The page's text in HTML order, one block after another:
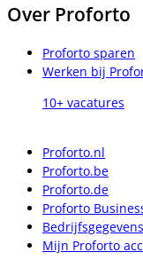
Over Proforto
Proforto sparen
Werken bij
10+ vacatures
Proforto.nl
Proforto.be
Proforto.de
Proforto
Bedrijfsgegevens
Mijn Proforto